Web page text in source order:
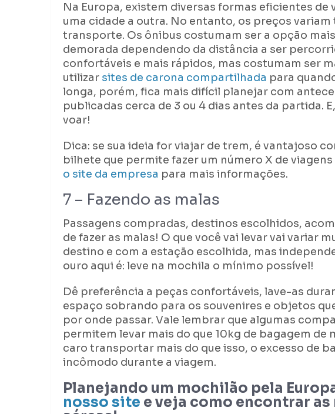
Na Europa, existem diversas formas eficientes de
uma cidade a outra. No entanto, os preços
transporte. Os ônibus costumam ser a opção
demorada dependendo da distância a ser
confortáveis e mais rápidos, mas costumam ser
utilizar sites de carona compartilhada para
longa, porém, fica mais difícil planejar com
publicadas cerca de 3 ou 4 dias antes da partida.
voar!
Dica: se sua ideia for viajar de trem, é vantajoso
bilhete que permite fazer um número X de
o site da empresa para mais informações.
7 – Fazendo as malas
Passagens compradas, destinos escolhidos,
de fazer as malas! O que você vai levar vai variar
destino e com a estação escolhida, mas
ouro aqui é: leve na mochila o mínimo possível!
Dê preferência a peças confortáveis, lave-as
espaço sobrando para os souvenires e objetos
por onde passar. Vale lembrar que algumas
permitem levar mais do que 10kg de bagagem de
caro transportar mais do que isso, o excesso de
incômodo durante a viagem.
Planejando um mochilão pela
nosso site e veja como encontrar